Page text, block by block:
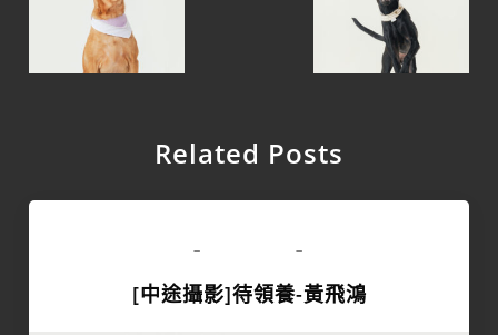
Related Posts
- -
[中途攝影]待領養-黃飛鴻